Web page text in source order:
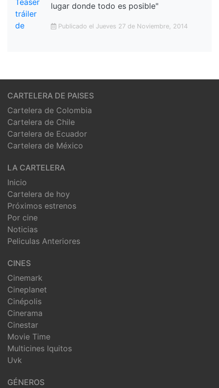
lugar donde todo es posible"
Publicado el Jueves 27 de Noviembre, 2014
CARTELERA DE PAISES
Cartelera de Colombia
Cartelera de Chile
Cartelera de Ecuador
Cartelera de México
LA CARTELERA
Inicio
Cartelera de hoy
Próximos estrenos
Por cine
Noticias
Peliculas Anteriores
CINES
Cinemark
Cineplanet
Cinépolis
Cinerama
Cinestar
Movie Time
Multicines Iquitos
Uvk
GÉNEROS